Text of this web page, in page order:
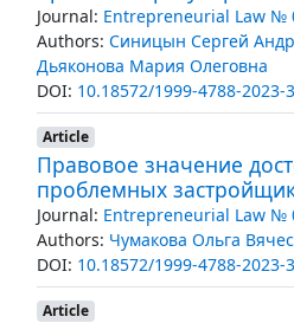
Journal: Entrepreneurial Law №
Authors: Синицын Сергей
Дьяконова Мария Олеговна
DOI: 10.18572/1999-4788-2023-
Article
Правовое значение
проблемных
Journal: Entrepreneurial Law №
Authors: Чумакова Ольга
DOI: 10.18572/1999-4788-2023-
Article